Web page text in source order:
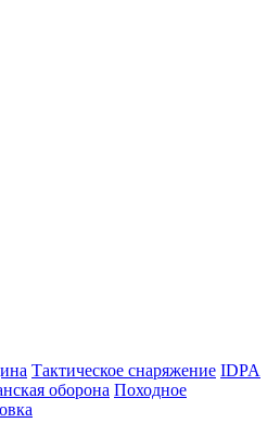
Тактическое снаряжение IDPA
оборона Походное